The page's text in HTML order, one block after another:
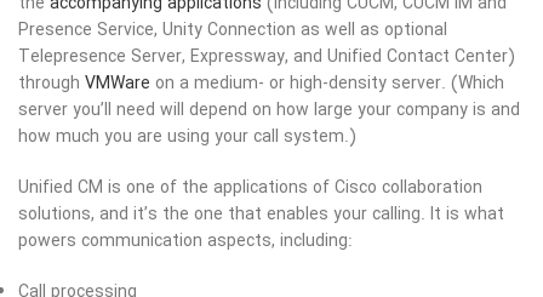
Presence Service, Unity Connection as well as optional
Telepresence Server, Expressway, and Unified Contact Center)
through VMWare on a medium- or high-density server. (Which
server you’ll need will depend on how large your company is and
how much you are using your call system.)
Unified CM is one of the applications of Cisco collaboration
solutions, and it’s the one that enables your calling. It is what
powers communication aspects, including: